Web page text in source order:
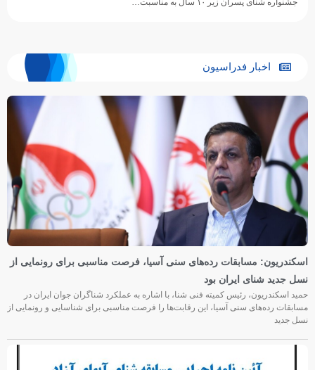
جشنواره شنای پسران زیر ۱۰ سال به مناسبت…
اخبار فدراسیون
اسکندریون: مسابقات رده‌های سنی آسیا، فرصت مناسبی برای رونمایی از
نسل جدید شنای ایران بود
حمید اسکندریون، رئیس کمیته فنی شنا، با اشاره به عملکرد شناگران جوان ایران در
مسابقات رده‌های سنی آسیا، این رقابت‌ها را فرصت مناسبی برای شناسایی و رونمایی از
نسل جدید